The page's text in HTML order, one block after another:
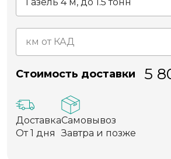
Стоимость доставки 5
Доставка
От 1 дня
Самовывоз
Завтра и позже